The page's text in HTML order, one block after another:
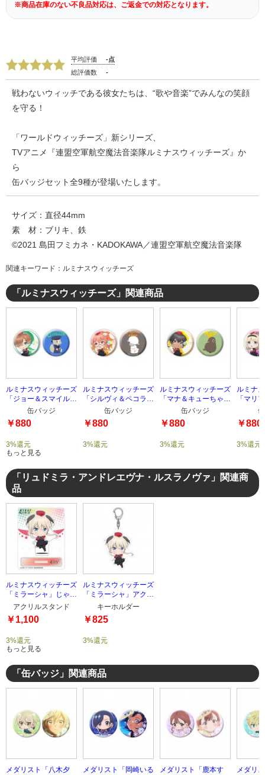
※商品在庫のない不良品対応は、ご返金での対応となります。
平均評価
-点
総評価数
-
戦わないウィッチである彼女たちは、“歌や音楽”でみんなの笑顔
を守る！
「ワールドウィッチーズ」新シリーズ、
TVアニメ『連盟空軍航空魔法音楽隊ルミナスウィッチーズ』か
ら
缶バッジセット全9種が登場いたします。
サイズ：直径44mm
素 材：ブリキ、鉄
©2021 島田フミカネ・KADOKAWA／連盟空軍航空魔法音楽隊
関連キーワード：ルミナスウィッチーズ
「ルミナスウィッチーズ」関連商品
ルミナスウィッチーズ
「ジョー＆スマイル」
缶バッジセット
缶バッジ
￥880
3%還元
ルミナスウィッチーズ
「シルヴィ＆ペコラス
チャン」缶バッジセッ
ト
缶バッジ
￥880
3%還元
ルミナスウィッチーズ
「マナ＆キューちゃ
ん」缶バッジセット
缶バッジ
￥880
3%還元
ルミナ
「マリ
缶バッ
￥880
3%還元
もっと見る
「リュドミラ・アンドレエヴナ・ルスラノヴァ」関連商
品
ルミナスウィッチーズ
「ミラーシャ」じゃん
これアクリルスタンド
アクリルスタンド
￥1,100
3%還元
ルミナスウィッチーズ
「ミラーシャ」アクリ
ルキーホルダー
キーホルダー
￥825
3%還元
もっと見る
「缶バッジ」関連商品
メダリスト「八木夕
メダリスト「岡崎いる
メダリスト「鹿本す
メダリ